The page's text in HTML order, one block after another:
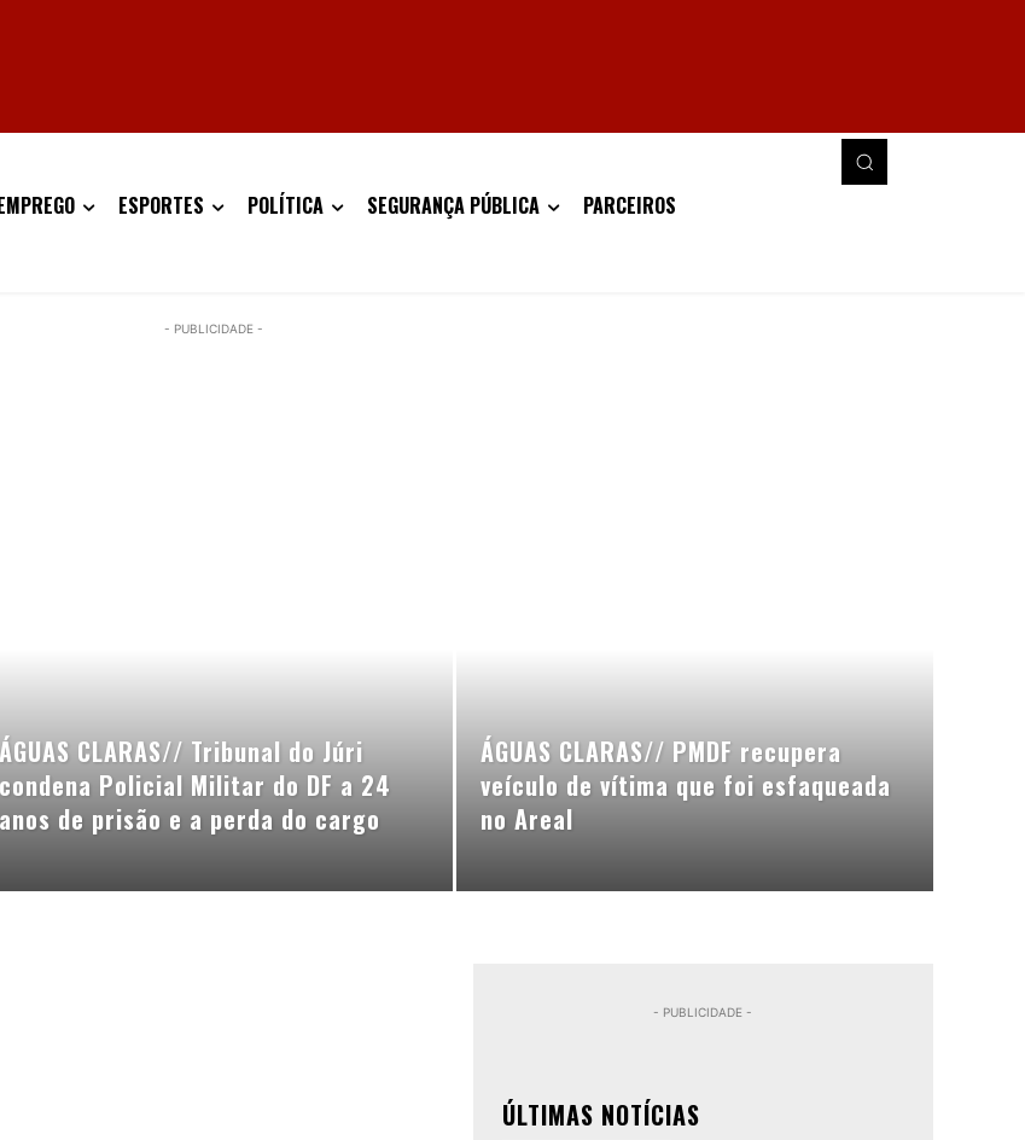
ESPORTES POLÍTICA SEGURANÇA PÚBLICA
PARCEIROS
- PUBLICIDADE -
ÁGUAS CLARAS// Tribunal do Júri
condena Policial Militar do DF a 24
anos de prisão e a perda do cargo
ÁGUAS CLARAS// PMDF recupera
veículo de vítima que foi esfaqueada
no Areal
- PUBLICIDADE -
ÚLTIMAS NOTÍCIAS